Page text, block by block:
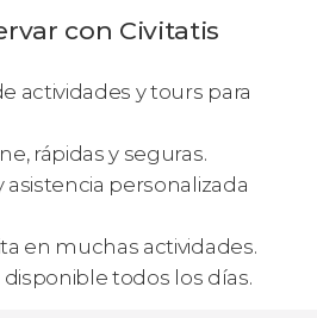
con Civitatis
actividades y tours para
rápidas y seguras.
asistencia personalizada
en muchas actividades.
todos los días.